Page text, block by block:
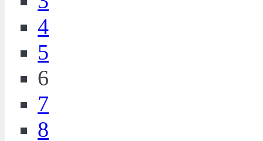
4
5
6
7
8